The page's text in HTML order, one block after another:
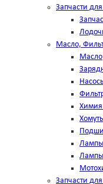
Запчасти
Масло,
Масло
Химия
Лампы
Лампы
Запчасти